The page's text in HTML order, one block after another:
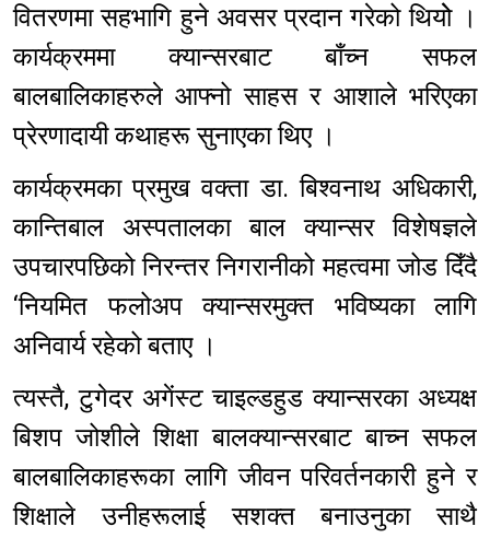
वितरणमा सहभागि हुने अवसर प्रदान गरेको थियोे ।
कार्यक्रममा क्यान्सरबाट बाँच्न सफल
बालबालिकाहरुले आफ्नो साहस र आशाले भरिएका
प्रेरणादायी कथाहरू सुनाएका थिए ।
कार्यक्रमका प्रमुख वक्ता डा. बिश्वनाथ अधिकारी,
कान्तिबाल अस्पतालका बाल क्यान्सर विशेषज्ञले
उपचारपछिको निरन्तर निगरानीको महत्वमा जोड दिँदै
‘नियमित फलोअप क्यान्सरमुक्त भविष्यका लागि
अनिवार्य रहेको बताए ।
त्यस्तै, टुगेदर अगेंस्ट चाइल्डहुड क्यान्सरका अध्यक्ष
बिशप जोशीले शिक्षा बालक्यान्सरबाट बाच्न सफल
बालबालिकाहरूका लागि जीवन परिवर्तनकारी हुने र
शिक्षाले उनीहरूलाई सशक्त बनाउनुका साथै